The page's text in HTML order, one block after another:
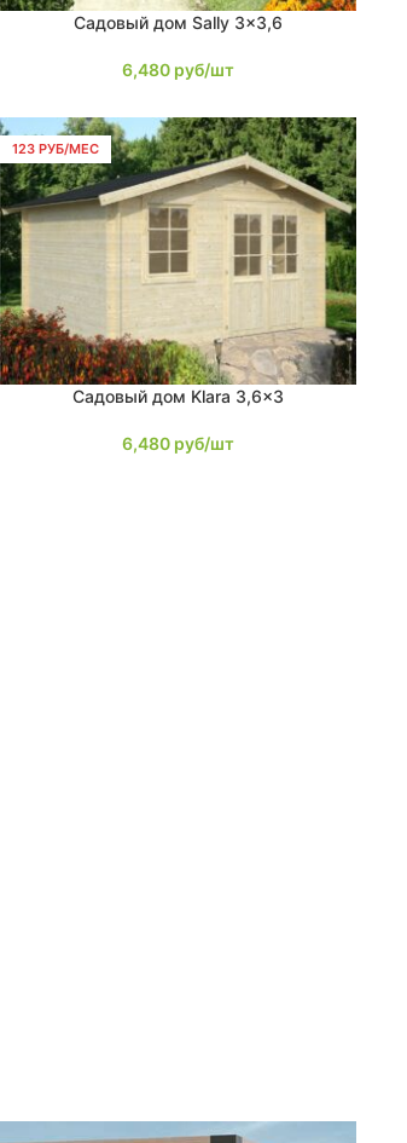
В КОРЗИНУСадовый дом Sally 3×3,6
6,480 руб/шт
123 РУБ/МЕС
В КОРЗИНУСадовый дом Klara 3,6×3
6,480 руб/шт